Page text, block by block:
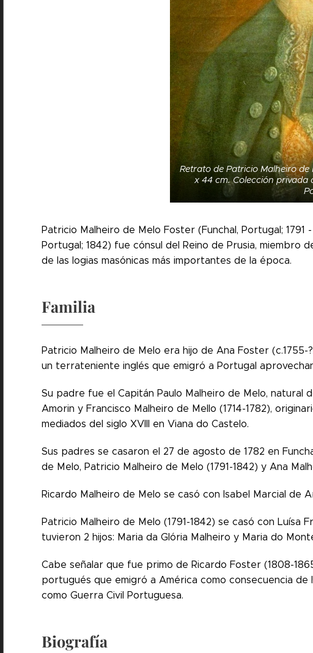
Retrato de Patricio Malheiro de
x 44 cm. Colección privada
Patricio Malheiro de Melo Foster (Funchal, Portugal; 1791
Portugal; 1842) fue cónsul del Reino de Prusia, miembro
de las logias masónicas más importantes de la época.
Familia
Patricio Malheiro de Melo era hijo de Ana Foster (c.1755-
un terrateniente inglés que emigró a Portugal
Su padre fue el Capitán Paulo Malheiro de Melo, natural
Amorin y Francisco Malheiro de Mello (1714-1782),
mediados del siglo XVIII en Viana do Castelo.
Sus padres se casaron el 27 de agosto de 1782 en
de Melo, Patricio Malheiro de Melo (1791-1842) y Ana
Ricardo Malheiro de Melo se casó con Isabel Marcial de
Patricio Malheiro de Melo (1791-1842) se casó con Luísa
tuvieron 2 hijos: Maria da Glória Malheiro y Maria do
Cabe señalar que fue primo de Ricardo Foster (1808-
portugués que emigró a América como consecuencia de
como Guerra Civil Portuguesa.
Biografía